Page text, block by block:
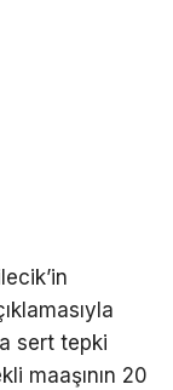
sert tepki
maaşının 20